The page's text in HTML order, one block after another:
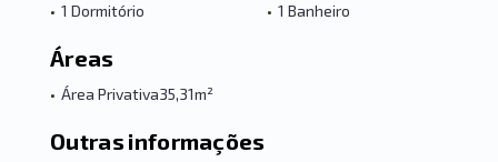
• 1 Dormitório • 1 Banheiro
Áreas
• Área Privativa35,31m²
Outras informações